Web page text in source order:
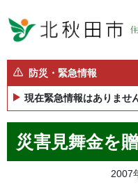
防災・緊急情報
現在緊急情報はありませ
災害見舞金を
2007